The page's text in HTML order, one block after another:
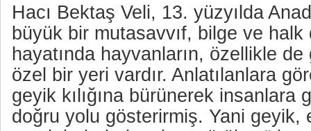
Hacı Bektaş Veli, 13. yüzyılda
büyük bir mutasavvıf, bilge ve halk
hayatında hayvanların, özellikle
özel bir yeri vardır. Anlatılanlara
geyik kılığına bürünerek insanlara
doğru yolu gösterirmiş. Yani geyik,